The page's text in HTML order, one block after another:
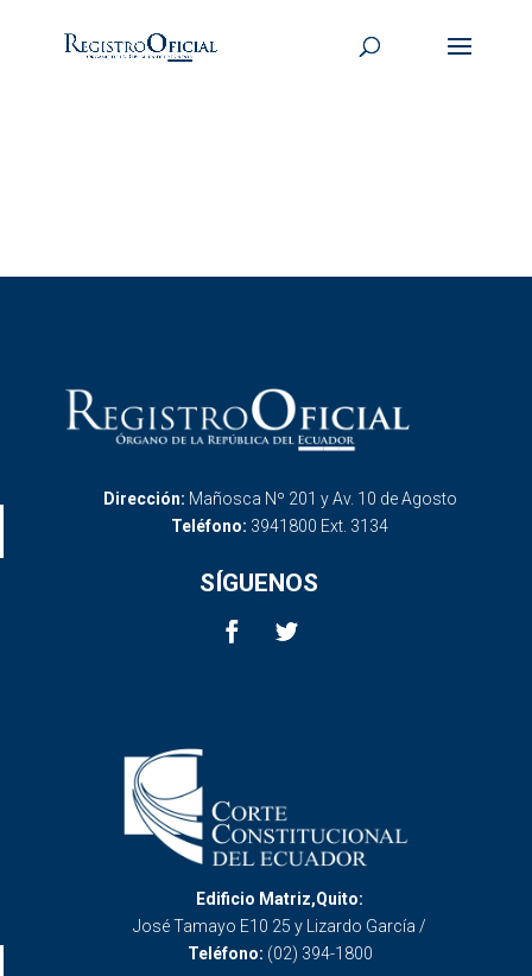
Dirección: Mañosca Nº 201 y Av. 10 de Agosto
Teléfono: 3941800 Ext. 3134
SÍGUENOS
Edificio Matriz,Quito:
José Tamayo E10 25 y Lizardo García /
Teléfono: (02) 394-1800